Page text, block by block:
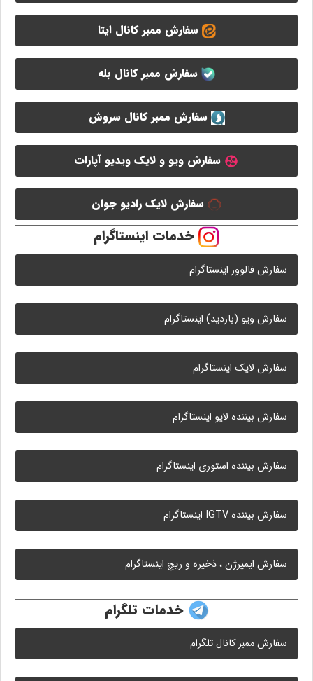
سفارش ممبر کانال ایتا
سفارش ممبر کانال بله
سفارش ممبر کانال سروش
سفارش ویو و لایک ویدیو آپارات
سفارش لایک رادیو جوان
خدمات اینستاگرام
سفارش فالوور اینستاگرام
سفارش ویو (بازدید) اینستاگرام
سفارش لایک اینستاگرام
سفارش بیننده لایو اینستاگرام
سفارش بیننده استوری اینستاگرام
سفارش بیننده IGTV اینستاگرام
سفارش ایمپرژن ، ذخیره و ریچ اینستاگرام
خدمات تلگرام
سفارش ممبر کانال تلگرام